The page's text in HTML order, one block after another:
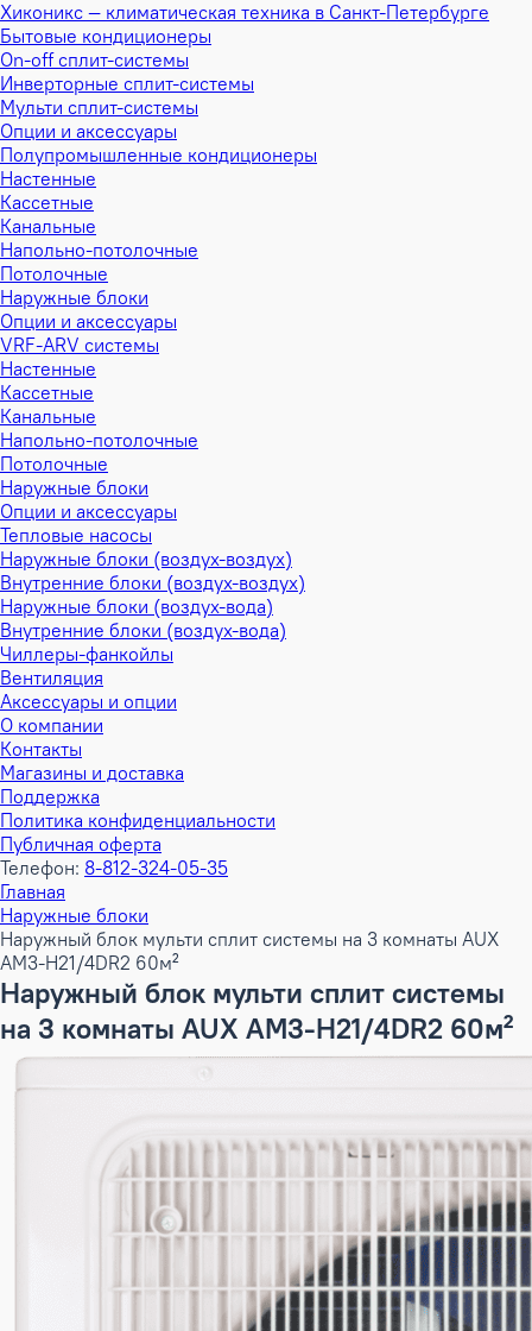
Хиконикс — климатическая техника в Санкт-Петербурге
Бытовые кондиционеры
On-off сплит-системы
Инверторные сплит-системы
Мульти сплит-системы
Опции и аксессуары
Полупромышленные кондиционеры
Настенные
Кассетные
Канальные
Напольно-потолочные
Потолочные
Наружные блоки
Опции и аксессуары
VRF-ARV системы
Настенные
Кассетные
Канальные
Напольно-потолочные
Потолочные
Наружные блоки
Опции и аксессуары
Тепловые насосы
Наружные блоки (воздух-воздух)
Внутренние блоки (воздух-воздух)
Наружные блоки (воздух-вода)
Внутренние блоки (воздух-вода)
Чиллеры-фанкойлы
Вентиляция
Аксессуары и опции
О компании
Контакты
Магазины и доставка
Поддержка
Политика конфиденциальности
Публичная оферта
Телефон: 8-812-324-05-35
Главная
Наружные блоки
Наружный блок мульти сплит системы на 3 комнаты AUX
AM3-H21/4DR2 60м²
Наружный блок мульти сплит системы
на 3 комнаты AUX AM3-H21/4DR2 60м²